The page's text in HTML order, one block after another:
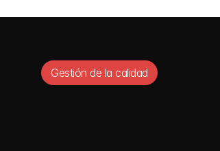
Gestión de la calidad